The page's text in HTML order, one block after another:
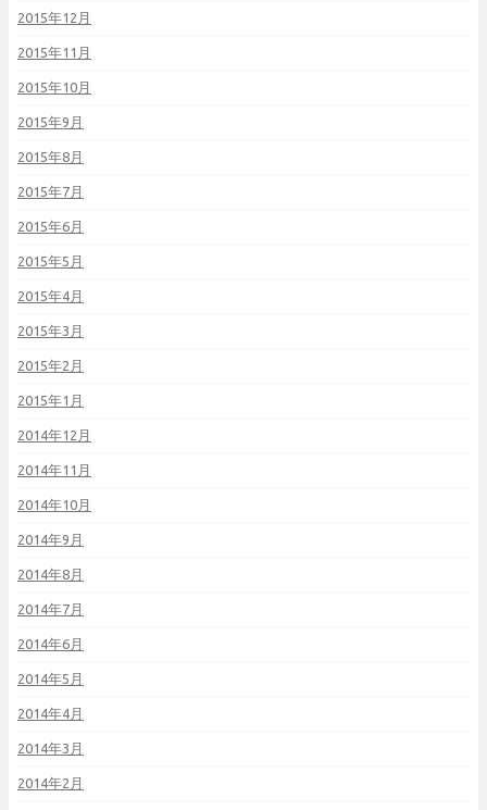
2015年12月
2015年11月
2015年10月
2015年9月
2015年8月
2015年7月
2015年6月
2015年5月
2015年4月
2015年3月
2015年2月
2015年1月
2014年12月
2014年11月
2014年10月
2014年9月
2014年8月
2014年7月
2014年6月
2014年5月
2014年4月
2014年3月
2014年2月